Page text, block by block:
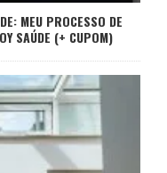
MEU PROCESSO DE
SAÚDE (+ CUPOM)